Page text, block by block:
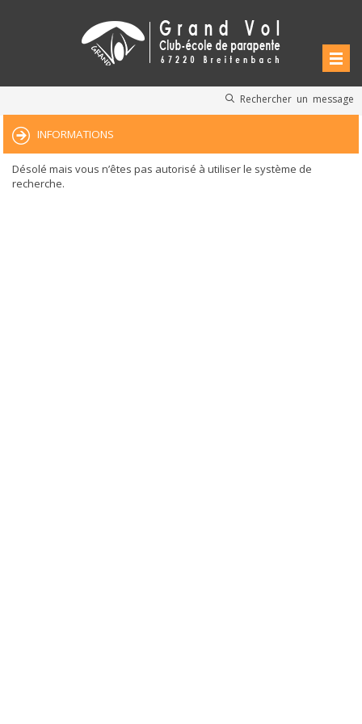
Rechercher un message
INFORMATIONS
Désolé mais vous n’êtes pas autorisé à utiliser le système de
recherche.